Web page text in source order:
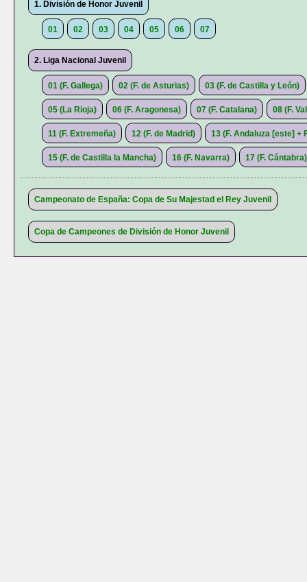
1. División de Honor Juvenil
01 02 03 04 05 06 07
2. Liga Nacional Juvenil
01 (F. Gallega) 02 (F. de Asturias) 03 (F. de Castilla y León)
05 (La Rioja) 06 (F. Aragonesa) 07 (F. Catalana) 08 (F.
11 (F. Extremeña) 12 (F. de Madrid) 13 (F. Andaluza [este] +
15 (F. de Castilla la Mancha) 16 (F. Navarra) 17 (F. Cántabra)
Campeonato de España: Copa de Su Majestad el Rey Juvenil
Copa de Campeones de División de Honor Juvenil